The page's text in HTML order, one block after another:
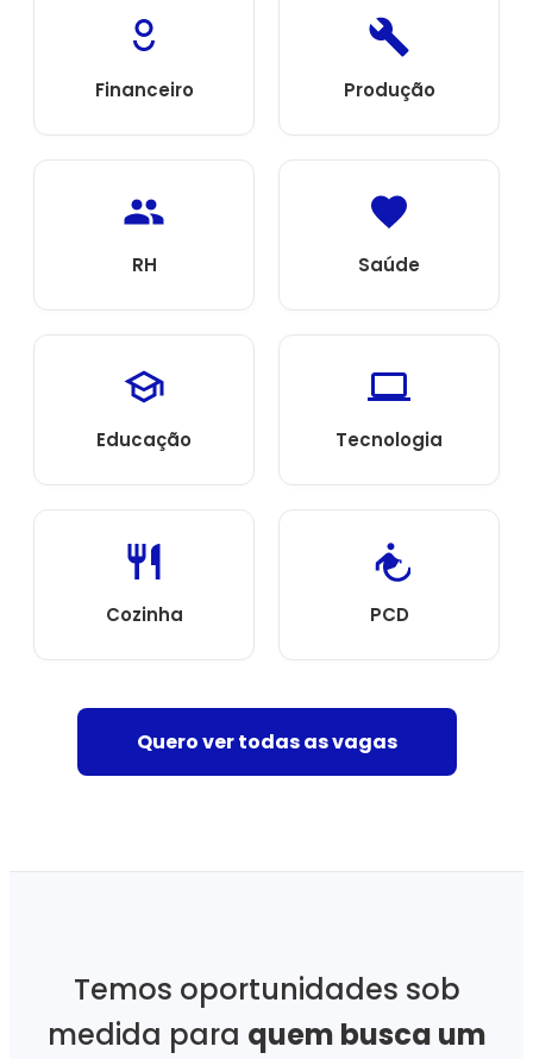
Financeiro Produção
RH Saúde
Educação Tecnologia
Cozinha PCD
Quero ver todas as vagas
Temos oportunidades sob
medida para quem busca um